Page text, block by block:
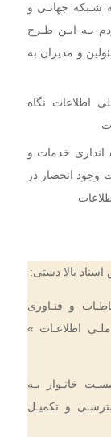
شـبکه جهانـی و
بـه ایـن طـرح
و مدیران به
اطلاعات نگاه
اندازی خدمات و
وجود انحصار در
و فنـاوری
اطلاعـات »
خانـوار بـه
و تکمیـل